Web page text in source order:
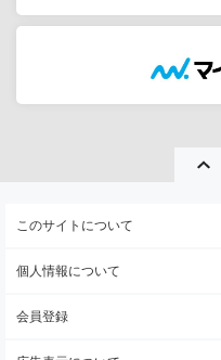
このサイトについて
個人情報について
会員登録